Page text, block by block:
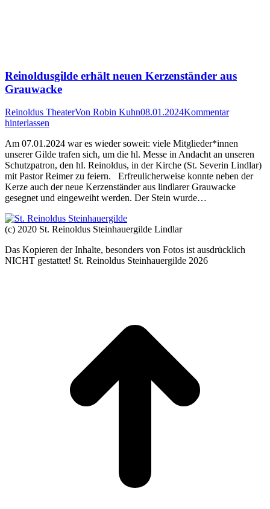
Reinoldusgilde erhält neuen Kerzenständer aus
Grauwacke
Reinoldus TheaterVon Robin Kuhn08.01.2024Kommentar
hinterlassen
Am 07.01.2024 war es wieder soweit: viele Mitglieder*innen
unserer Gilde trafen sich, um die hl. Messe in Andacht an unseren
Schutzpatron, den hl. Reinoldus, in der Kirche (St. Severin Lindlar)
mit Pastor Reimer zu feiern. Erfreulicherweise konnte neben der
Kerze auch der neue Kerzenständer aus lindlarer Grauwacke
gesegnet und eingeweiht werden. Der Stein wurde…
(c) 2020 St. Reinoldus Steinhauergilde Lindlar
Das Kopieren der Inhalte, besonders von Fotos ist ausdrücklich
NICHT gestattet! St. Reinoldus Steinhauergilde 2026